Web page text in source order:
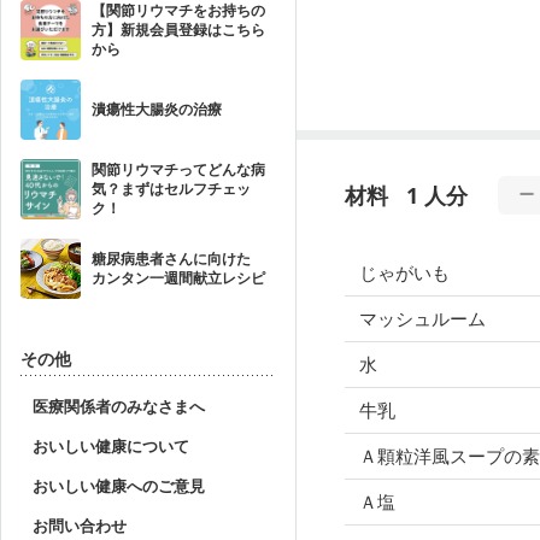
【関節リウマチをお持ちの
方】新規会員登録はこちら
から
潰瘍性大腸炎の治療
関節リウマチってどんな病
気？まずはセルフチェッ
ク！
糖尿病患者さんに向けた
カンタン一週間献立レシピ
その他
医療関係者のみなさまへ
おいしい健康について
おいしい健康へのご意見
お問い合わせ
材料 1 人分
じゃがいも
マッシュルーム
水
牛乳
Ａ顆粒洋風スープの素
Ａ塩